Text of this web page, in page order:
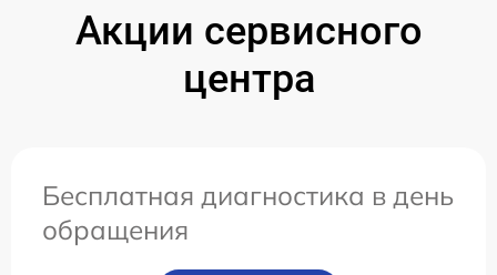
Акции сервисного
центра
Бесплатная диагностика в день
обращения